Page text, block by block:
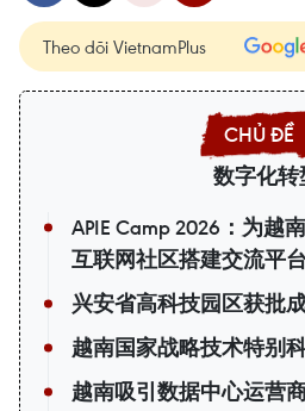
Theo dõi VietnamPlus
数字化转
APIE Camp 2026：为越
互联网社区搭建交流平台
兴安省高科技园区获批
越南国家战略技术特别
越南吸引数据中心运营